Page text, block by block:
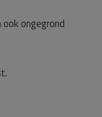
ongegrond